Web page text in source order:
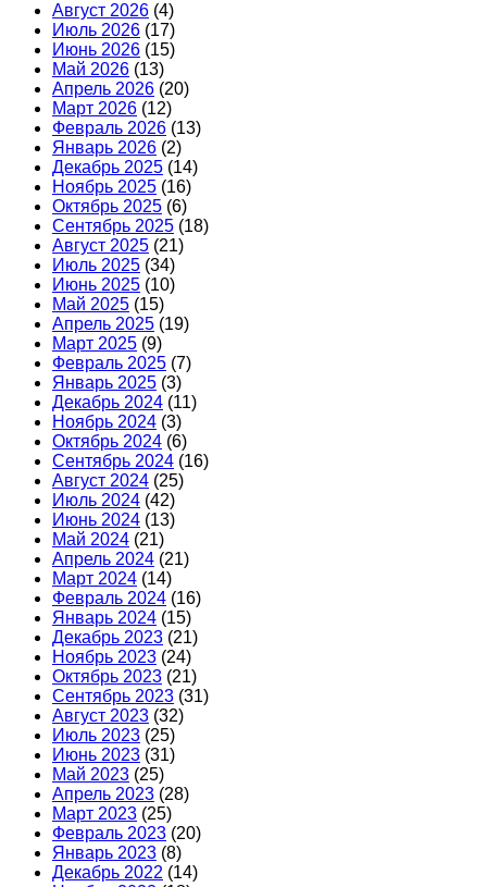
Август 2026 (4)
Июль 2026 (17)
Июнь 2026 (15)
Май 2026 (13)
Апрель 2026 (20)
Март 2026 (12)
Февраль 2026 (13)
Январь 2026 (2)
Декабрь 2025 (14)
Ноябрь 2025 (16)
Октябрь 2025 (6)
Сентябрь 2025 (18)
Август 2025 (21)
Июль 2025 (34)
Июнь 2025 (10)
Май 2025 (15)
Апрель 2025 (19)
Март 2025 (9)
Февраль 2025 (7)
Январь 2025 (3)
Декабрь 2024 (11)
Ноябрь 2024 (3)
Октябрь 2024 (6)
Сентябрь 2024 (16)
Август 2024 (25)
Июль 2024 (42)
Июнь 2024 (13)
Май 2024 (21)
Апрель 2024 (21)
Март 2024 (14)
Февраль 2024 (16)
Январь 2024 (15)
Декабрь 2023 (21)
Ноябрь 2023 (24)
Октябрь 2023 (21)
Сентябрь 2023 (31)
Август 2023 (32)
Июль 2023 (25)
Июнь 2023 (31)
Май 2023 (25)
Апрель 2023 (28)
Март 2023 (25)
Февраль 2023 (20)
Январь 2023 (8)
Декабрь 2022 (14)